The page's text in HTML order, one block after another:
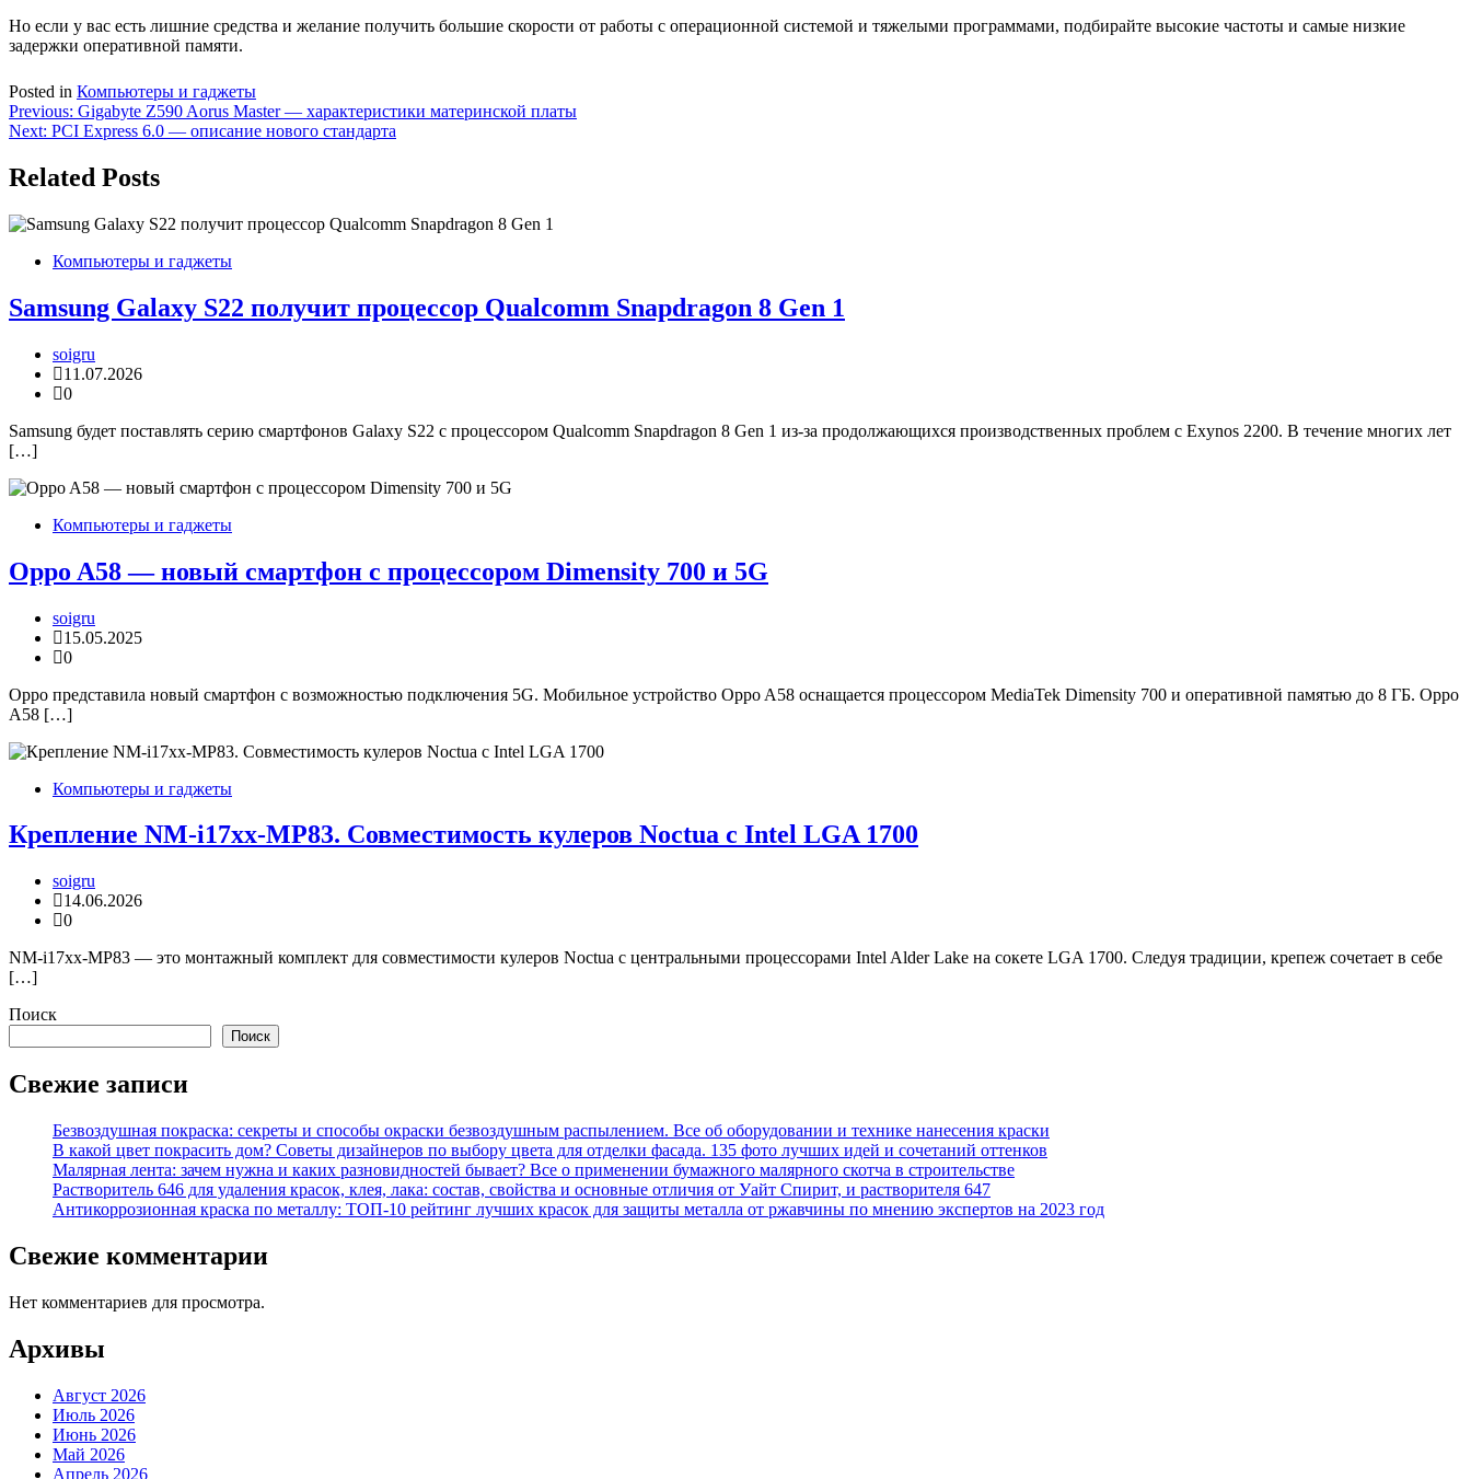
Но если у вас есть лишние средства и желание получить большие скорости от работы с операционной системой и тяжелыми программами, подбирайте высокие частоты и самые низкие
задержки оперативной памяти.
Posted in Компьютеры и гаджеты
Навигация
по
записям
Previous: Gigabyte Z590 Aorus Master — характеристики материнской платы
Next: PCI Express 6.0 — описание нового стандарта
Related Posts
Компьютеры и гаджеты
Samsung Galaxy S22 получит процессор Qualcomm Snapdragon 8 Gen 1
soigru
11.07.2026
0
Samsung будет поставлять серию смартфонов Galaxy S22 с процессором Qualcomm Snapdragon 8 Gen 1 из-за продолжающихся производственных проблем с Exynos 2200. В течение многих лет
[…]
Компьютеры и гаджеты
Oppo A58 — новый смартфон с процессором Dimensity 700 и 5G
soigru
15.05.2025
0
Oppo представила новый смартфон с возможностью подключения 5G. Мобильное устройство Oppo A58 оснащается процессором MediaTek Dimensity 700 и оперативной памятью до 8 ГБ. Oppo
A58 […]
Компьютеры и гаджеты
Крепление NM-i17xx-MP83. Совместимость кулеров Noctua с Intel LGA 1700
soigru
14.06.2026
0
NM-i17xx-MP83 — это монтажный комплект для совместимости кулеров Noctua с центральными процессорами Intel Alder Lake на сокете LGA 1700. Следуя традиции, крепеж сочетает в себе
[…]
Поиск
Поиск
Свежие записи
Безвоздушная покраска: секреты и способы окраски безвоздушным распылением. Все об оборудовании и технике нанесения краски
В какой цвет покрасить дом? Советы дизайнеров по выбору цвета для отделки фасада. 135 фото лучших идей и сочетаний оттенков
Малярная лента: зачем нужна и каких разновидностей бывает? Все о применении бумажного малярного скотча в строительстве
Растворитель 646 для удаления красок, клея, лака: состав, свойства и основные отличия от Уайт Спирит, и растворителя 647
Антикоррозионная краска по металлу: ТОП-10 рейтинг лучших красок для защиты металла от ржавчины по мнению экспертов на 2023 год
Свежие комментарии
Нет комментариев для просмотра.
Архивы
Август 2026
Июль 2026
Июнь 2026
Май 2026
Апрель 2026